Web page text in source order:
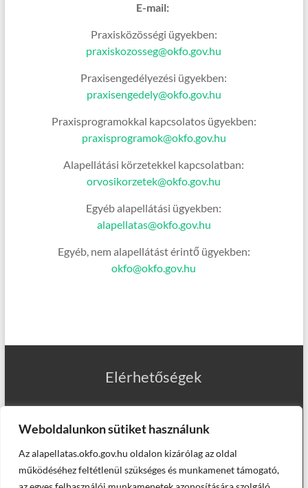
Weboldalunkon sütiket használunk
Az alapellatas.okfo.gov.hu oldalon kizárólag az oldal
működéséhez feltétlenül szükséges és munkamenet támogató,
E-mail:
Praxisközösségi ügyekben:
praxiskozosseg@okfo.gov.hu
Praxisengedélyezési ügyekben:
praxisengedely@okfo.gov.hu
Praxisprogramokkal kapcsolatos ügyekben:
praxisprogramok@okfo.gov.hu
Alapellátási körzetekkel kapcsolatban:
orvosikorzetek@okfo.gov.hu
Egyéb alapellátási ügyekben:
alapellatas@okfo.gov.hu
Egyéb, nem alapellátást érintő ügyekben:
okfo@okfo.gov.hu
Elérhetőségek
Munkatársaink